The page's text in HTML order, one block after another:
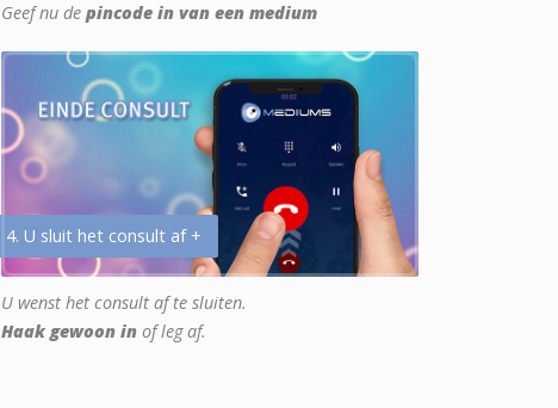
Geef nu de pincode in van een medium
4. U sluit het consult af +
U wenst het consult af te sluiten.
Haak gewoon in of leg af.